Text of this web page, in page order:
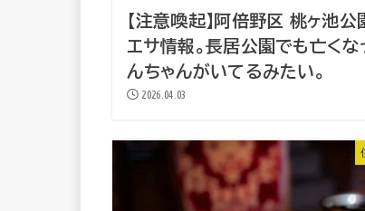
【注意喚起】阿倍野区 桃ヶ池公
エサ情報。長居公園でも亡くな
んちゃんがいてるみたい。
2026.04.03